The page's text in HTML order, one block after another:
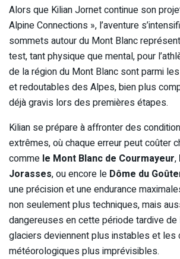
Alors que Kilian Jornet continue son
Alpine Connections », l’aventure
sommets autour du Mont Blanc
test, tant physique que mental, pour
de la région du Mont Blanc sont parmi
et redoutables des Alpes, bien plus
déjà gravis lors des premières étapes.
Kilian se prépare à affronter des
extrêmes, où chaque erreur peut coûter
comme le Mont Blanc de Courmayeur,
Jorasses, ou encore le Dôme du
une précision et une endurance
non seulement plus techniques, mais
dangereuses en cette période tardive
glaciers deviennent plus instables et les
météorologiques plus imprévisibles.